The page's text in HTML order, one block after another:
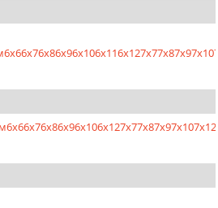
6х66х76х86х96х106х116х127х77х87х97х10
6x66x76x86x96x106x127x77x87x97x107x12